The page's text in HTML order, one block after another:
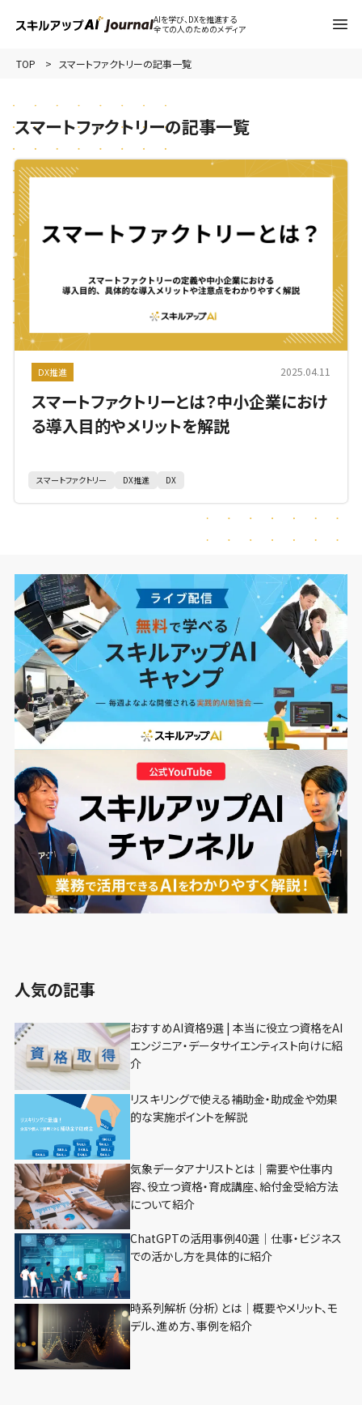
AIを学び、DXを推進する
全ての人のためのメディア
TOP スマートファクトリーの記事一覧
スマートファクトリーの記事一覧
DX推進 2025.04.11
スマートファクトリーとは？中小企業におけ
る導入目的やメリットを解説
スマートファクトリー DX推進 DX
人気の記事
おすすめAI資格9選 | 本当に役立つ資格をAI
エンジニア・データサイエンティスト向けに紹
介
リスキリングで使える補助金・助成金や効果
的な実施ポイントを解説
気象データアナリストとは｜需要や仕事内
容、役立つ資格・育成講座、給付金受給方法
について紹介
ChatGPTの活用事例40選｜仕事・ビジネス
での活かし方を具体的に紹介
時系列解析（分析）とは｜概要やメリット、モ
デル、進め方、事例を紹介